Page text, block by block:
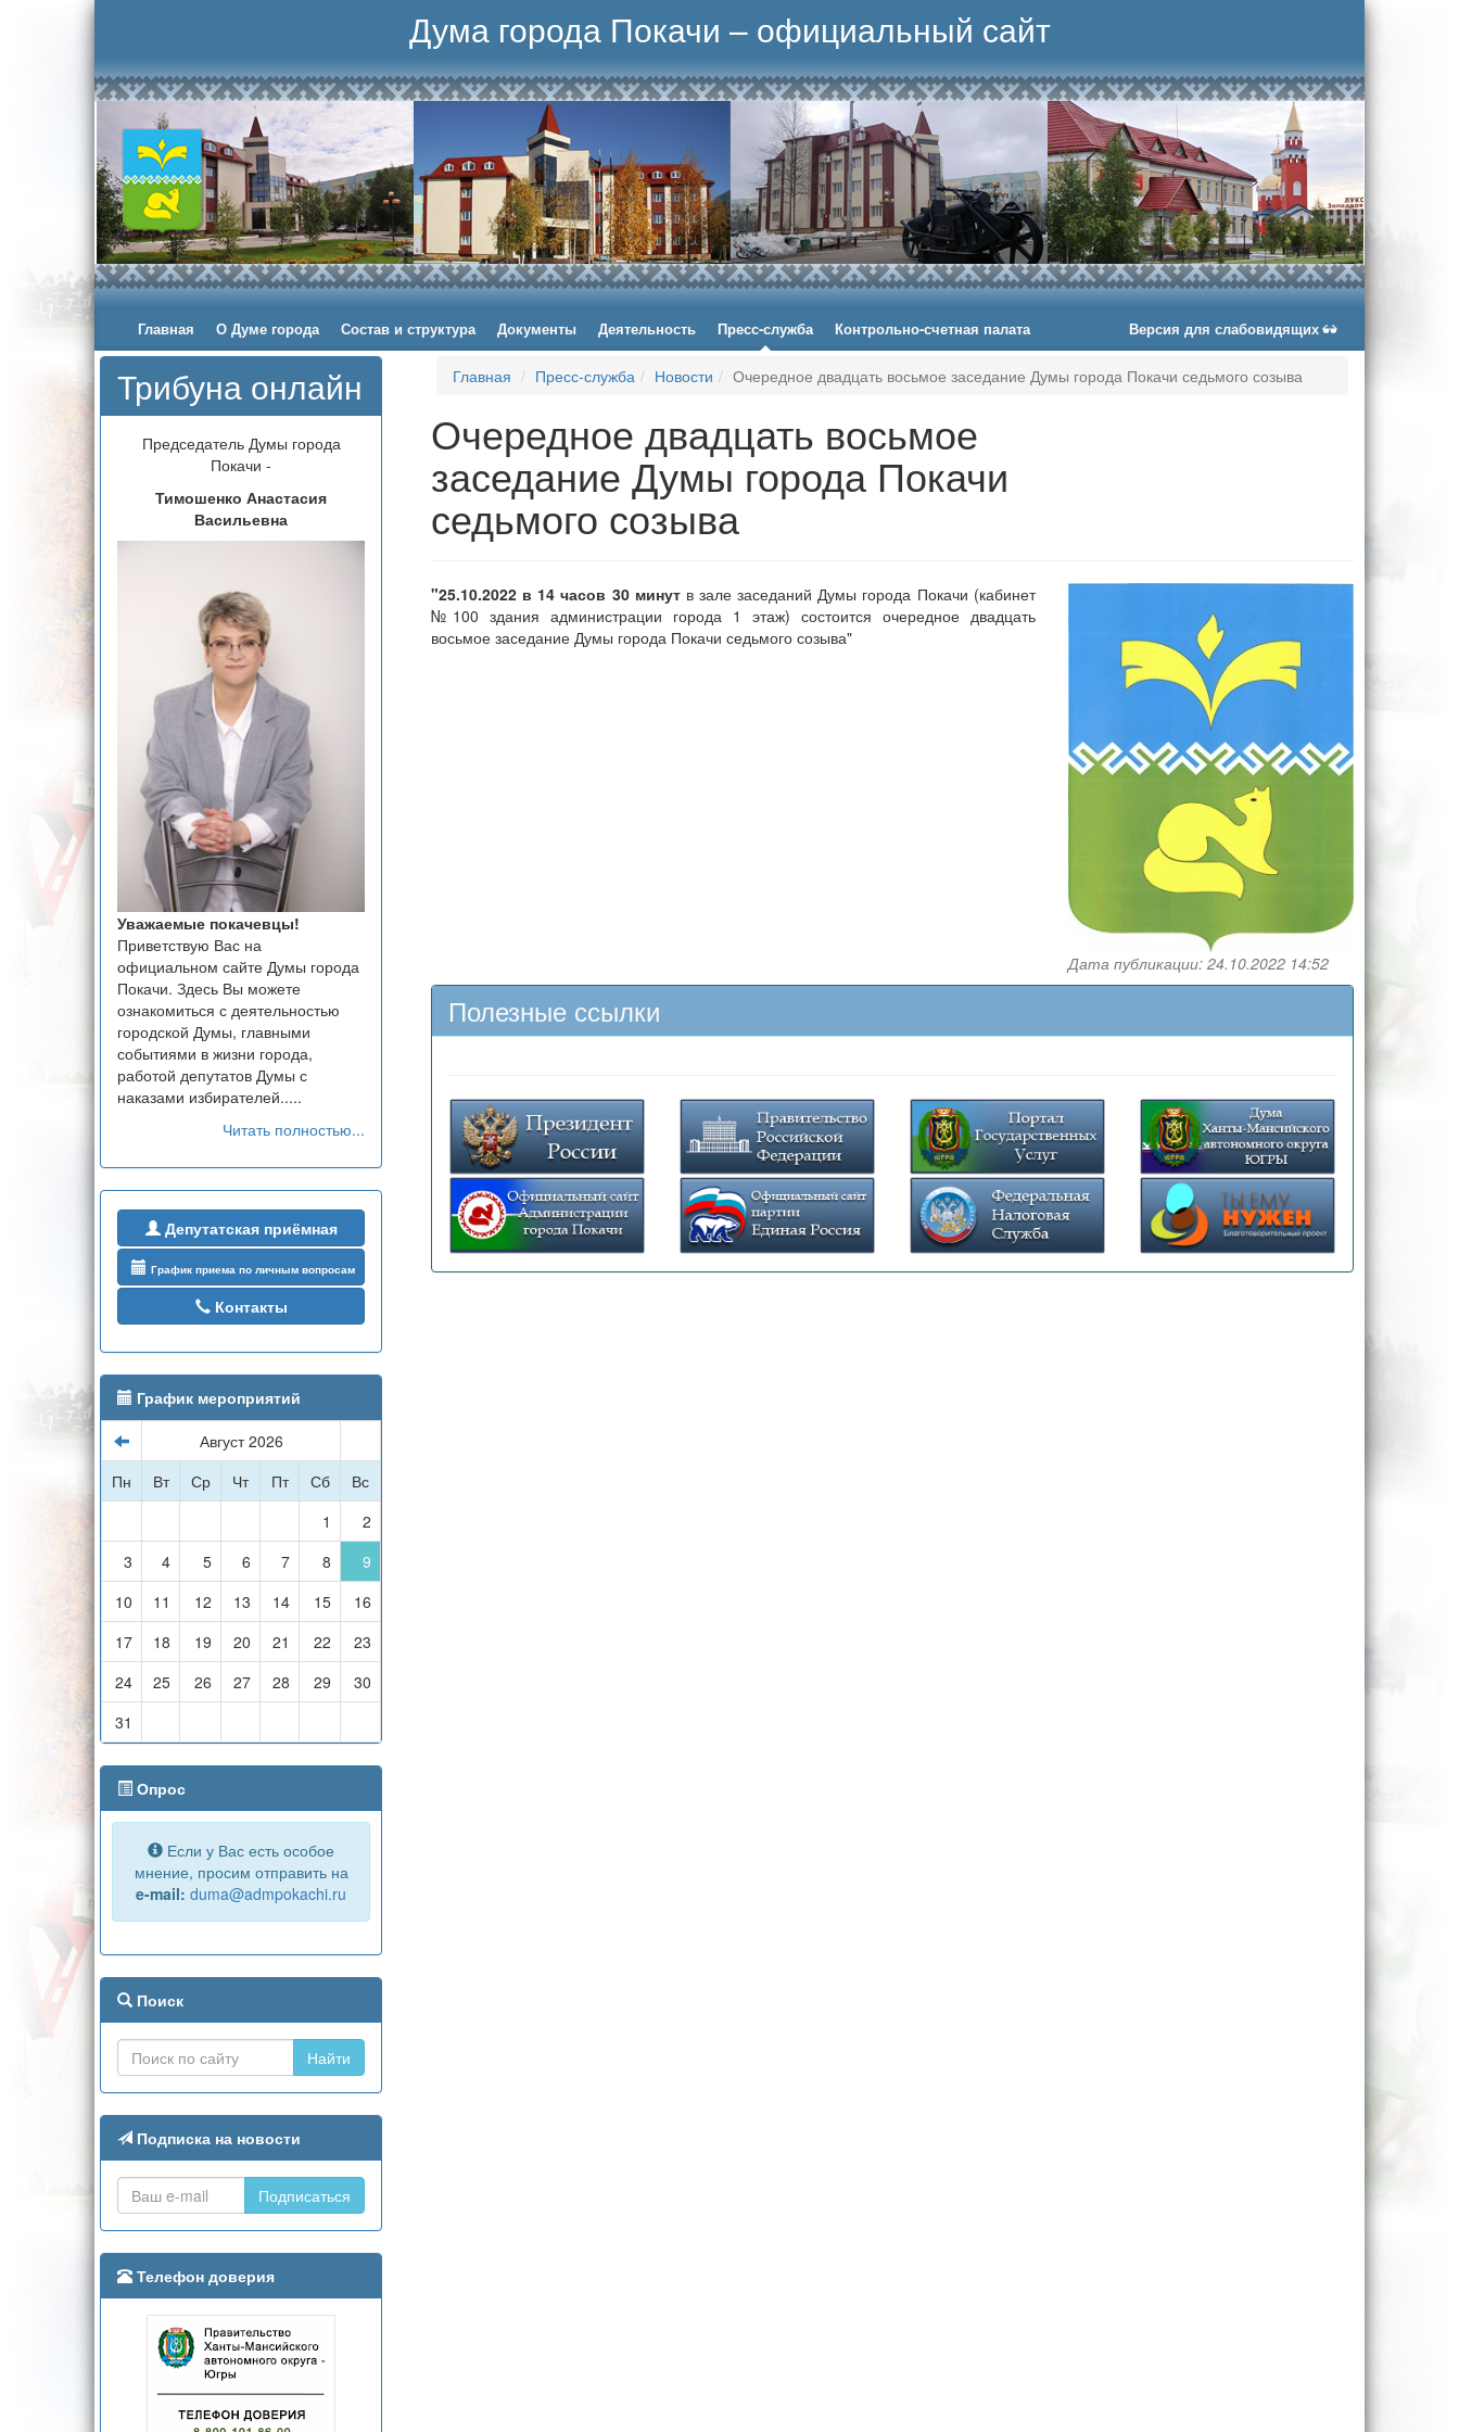
Дума города Покачи – официальный сайт
Главная О Думе города Состав и структура Документы Деятельность Пресс-служба Контрольно-счетная палата Версия для слабовидящих
Трибуна онлайн
Председатель Думы города
Покачи -
Тимошенко Анастасия
Васильевна
Уважаемые покачевцы!
Приветствую Вас на
официальном сайте Думы города
Покачи. Здесь Вы можете
ознакомиться с деятельностью
городской Думы, главными
событиями в жизни города,
работой депутатов Думы с
наказами избирателей.....
Читать полностью...
Депутатская приёмная
График приема по личным вопросам
Контакты
График мероприятий
Август 2026
Пн
Вт Ср Чт Пт Сб
Вс
1
2
3
4 5 6 7 8
9
10
11 12 13 14 15
16
17
18 19 20 21 22
23
24
25 26 27 28 29
30
31
Опрос
Если у Вас есть особое
мнение, просим отправить на
e-mail: duma@admpokachi.ru
Поиск
Найти
Подписка на новости
Подписаться
Телефон доверия
Главная Пресс-служба Новости Очередное двадцать восьмое заседание Думы города Покачи седьмого созыва
Очередное двадцать восьмое
заседание Думы города Покачи
седьмого созыва
"25.10.2022 в 14 часов 30 минутв зале заседаний Думы города Покачи (кабинет
№100 здания администрации города 1 этаж) состоится очередное двадцать
восьмое заседание Думы города Покачи седьмого созыва"
Дата публикации: 24.10.2022 14:52
Полезные ссылки